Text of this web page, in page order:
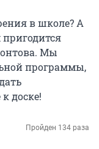
в школе? А
пригодится
Мы
программы,
доске!
Пройден 134 раза